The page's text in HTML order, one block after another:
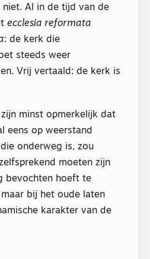
niet. Al in de tijd van de
ecclesia reformata
: de kerk die
steeds weer
Vrij vertaald: de kerk is
minst opmerkelijk dat
eens op weerstand
onderweg is, zou
moeten zijn
bevochten hoeft te
bij het oude laten
karakter van de